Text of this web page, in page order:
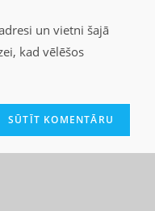
un vietni šajā
kad vēlēšos